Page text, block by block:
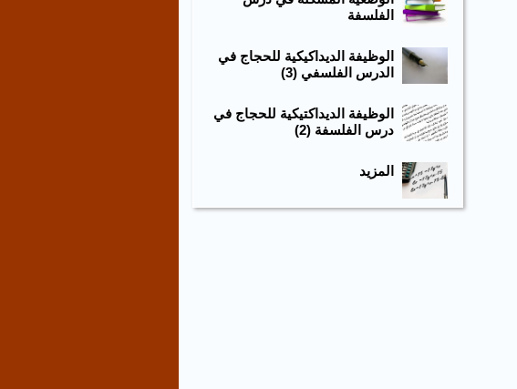
الفلسفة
الوظيفة الديداكيكية للحجاج في
الدرس الفلسفي (3)
الوظيفة الديداكتيكية للحجاج في
درس الفلسفة (2)
المزيد